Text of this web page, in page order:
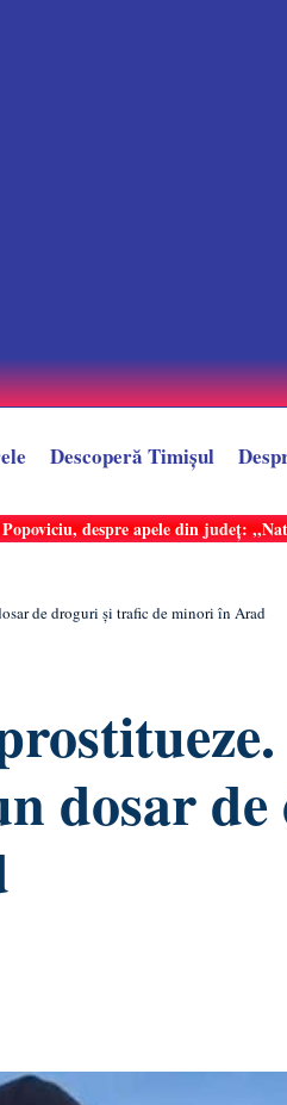
Descoperă Timișul
despre apele din județ:
de droguri și trafic de minori în Arad
dosar